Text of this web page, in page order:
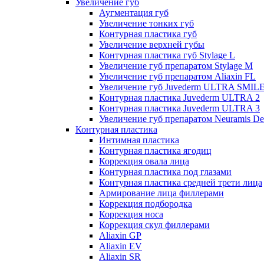
Увеличение губ
Аугментация губ
Увеличение тонких губ
Контурная пластика губ
Увеличение верхней губы
Контурная пластика губ Stylage L
Увеличение губ препаратом Stylage M
Увеличение губ препаратом Aliaxin FL
Увеличение губ Juvederm ULTRA
Контурная пластика Juvederm ULTRA 2
Контурная пластика Juvederm ULTRA 3
Увеличение губ препаратом Neuramis
Контурная пластика
Интимная пластика
Контурная пластика ягодиц
Коррекция овала лица
Контурная пластика под глазами
Контурная пластика средней трети лица
Армирование лица филлерами
Коррекция подбородка
Коррекция носа
Коррекция скул филлерами
Aliaxin GP
Aliaxin EV
Aliaxin SR